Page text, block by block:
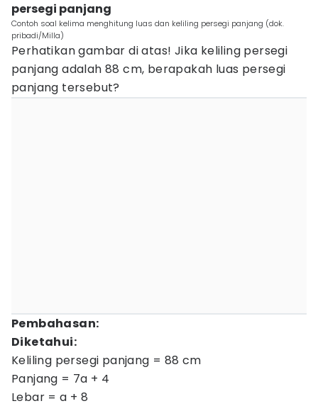
persegi panjang
Contoh soal kelima menghitung luas dan keliling persegi panjang (dok.
pribadi/Milla)
Perhatikan gambar di atas! Jika keliling persegi
panjang adalah 88 cm, berapakah luas persegi
panjang tersebut?
Pembahasan:
Diketahui:
Keliling persegi panjang = 88 cm
Panjang = 7a + 4
Lebar = a + 8